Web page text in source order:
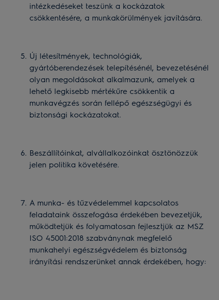
intézkedéseket teszünk a kockázatok
csökkentésére, a munkakörülmények javítására.
Új létesítmények, technológiák,
gyártóberendezések telepítésénél, bevezetésénél
olyan megoldásokat alkalmazunk, amelyek a
lehető legkisebb mértékűre csökkentik a
munkavégzés során fellépő egészségügyi és
biztonsági kockázatokat.
Beszállítóinkat, alvállalkozóinkat ösztönözzük
jelen politika követésére.
A munka- és tűzvédelemmel kapcsolatos
feladataink összefogása érdekében bevezetjük,
működtetjük és folyamatosan fejlesztjük az MSZ
ISO 45001:2018 szabványnak megfelelő
munkahelyi egészségvédelem és biztonság
irányítási rendszerünket annak érdekében, hogy: